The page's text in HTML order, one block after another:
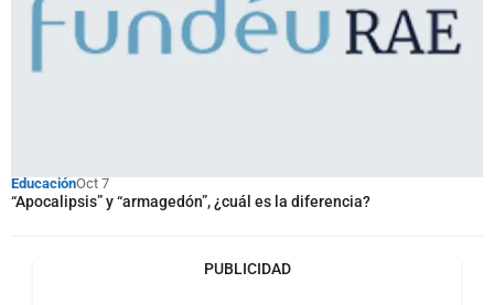
EducaciónOct 7
“Apocalipsis” y “armagedón”, ¿cuál es la diferencia?
PUBLICIDAD